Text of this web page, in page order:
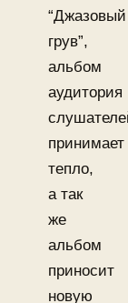
“Джазовый
грув”,
альбом
аудитория
принимает
тепло,
а так
же
альбом
приносит
новую